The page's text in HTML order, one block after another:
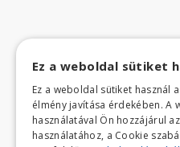
Rólunk
Profilunk a
kisgépek és egyéb
Ez a weboldal sütiket
Ez a weboldal sütiket használ
élmény javítása érdekében. A
használatával Ön hozzájárul
használatához, a Cookie